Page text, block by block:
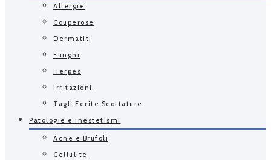
Allergie
Couperose
Dermatiti
Funghi
Herpes
Irritazioni
Tagli Ferite Scottature
Patologie e Inestetismi
Acne e Brufoli
Cellulite